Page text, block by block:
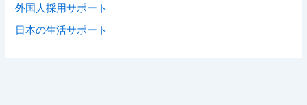
外国人採用サポート
日本の生活サポート